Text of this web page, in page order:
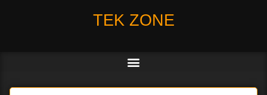
TEK ZONE